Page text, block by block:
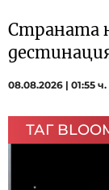
Страната
08.08.2026 | 01:55 ч.
ТАГ